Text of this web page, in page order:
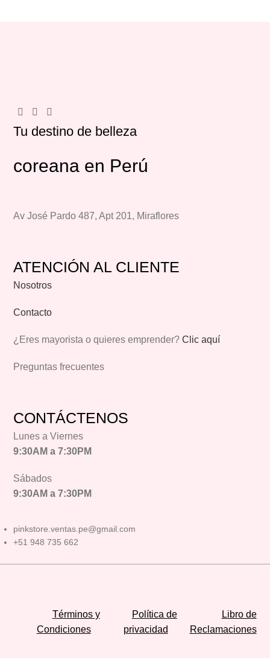
Tu destino de belleza
coreana en Perú
Av José Pardo 487, Apt 201, Miraflores
ATENCIÓN AL CLIENTE
Nosotros
Contacto
¿Eres mayorista o quieres emprender?Clic aquí
Preguntas frecuentes
CONTÁCTENOS
Lunes a Viernes
9:30AM a 7:30PM
Sábados
9:30AM a 7:30PM
pinkstore.ventas.pe@gmail.com
+51 948 735 662
Términos y
Condiciones
Política de
privacidad
Libro de
Reclamaciones